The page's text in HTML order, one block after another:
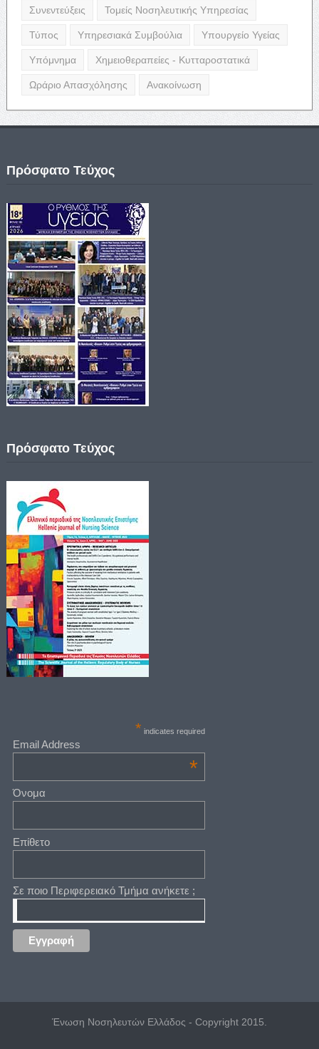
Συνεντεύξεις Τομείς Νοσηλευτικής Υπηρεσίας
Τύπος Υπηρεσιακά Συμβούλια Υπουργείο Υγείας
Υπόμνημα Χημειοθεραπείες - Κυτταροστατικά
Ωράριο Απασχόλησης Ανακοίνωση
Πρόσφατο Τεύχος
Πρόσφατο Τεύχος
* indicates required
Email Address
*
Όνομα
Επίθετο
Σε ποιο Περιφερειακό Τμήμα ανήκετε ;
Ένωση Νοσηλευτών Ελλάδος - Copyright 2015.